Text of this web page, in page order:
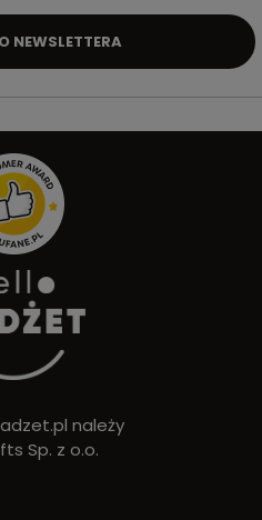
NEWSLETTERA
należy
Sp. z o.o.